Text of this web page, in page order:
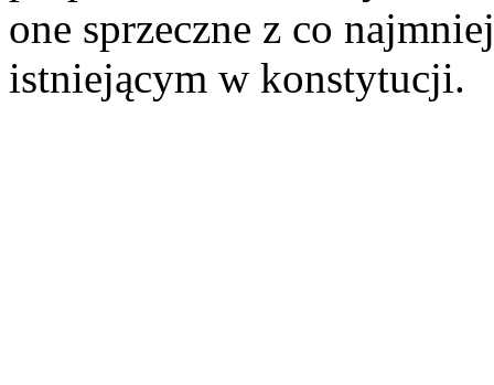
one sprzeczne z co
istniejącym w konstytucji.